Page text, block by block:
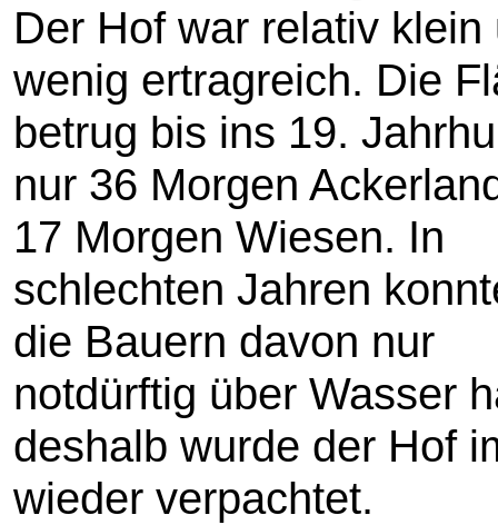
Der Hof war relativ klein
wenig ertragreich. Die
betrug bis ins 19.
nur 36 Morgen
17 Morgen Wiesen. In
schlechten Jahren
die Bauern davon nur
notdürftig über Wasser
deshalb wurde der Hof
wieder verpachtet.